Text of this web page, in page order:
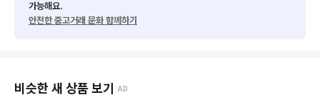
가능해요.
안전한 중고거래 문화 함께하기
비슷한 새 상품 보기 AD